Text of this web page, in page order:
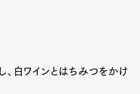
、白ワインとはちみつをかけ